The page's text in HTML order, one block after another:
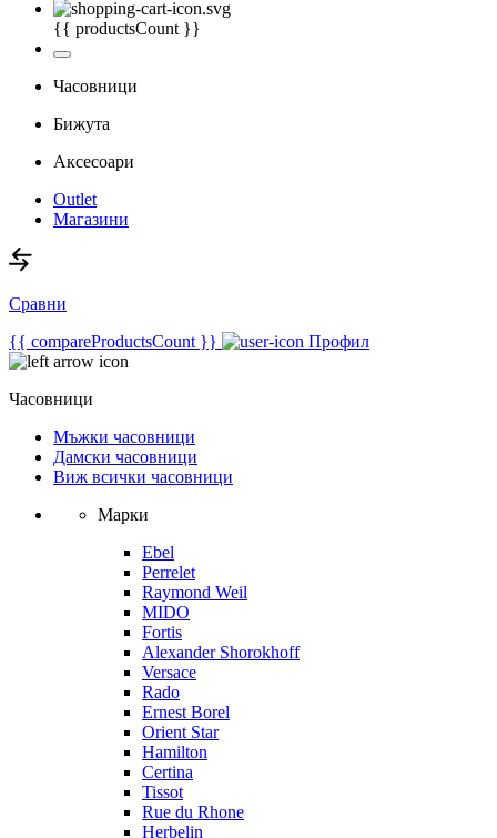
{{ productsCount }}
Часовници
Бижута
Аксесоари
Outlet
Магазини
Сравни
{{ compareProductsCount }}
Профил
Часовници
Мъжки часовници
Дамски часовници
Виж всички часовници
Марки
Ebel
Perrelet
Raymond Weil
MIDO
Fortis
Alexander Shorokhoff
Versace
Rado
Ernest Borel
Orient Star
Hamilton
Certina
Tissot
Rue du Rhone
Herbelin